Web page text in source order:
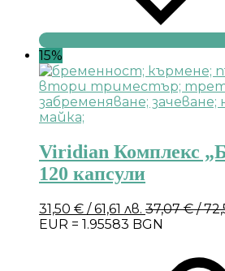
15%
Viridian Комплекс
120 капсули
31,50 € / 61,61 лв. 37,07€/
EUR = 1.95583 BGN